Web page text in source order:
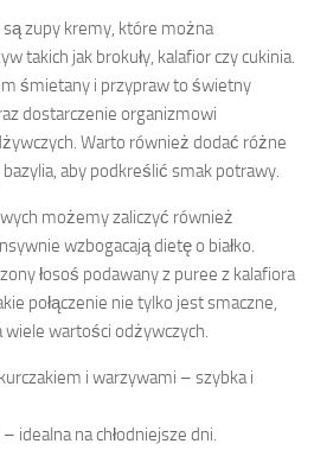
zupy kremy, które można
takich jak brokuły, kalafior czy cukinia.
śmietany i przypraw to świetny
dostarczenie organizmowi
Warto również dodać różne
bazylia, aby podkreślić smak potrawy.
możemy zaliczyć również
wzbogacają dietę o białko.
łosoś podawany z puree z kalafiora
połączenie nie tylko jest smaczne,
wiele wartości odżywczych.
i warzywami – szybka i
idealna na chłodniejsze dni.